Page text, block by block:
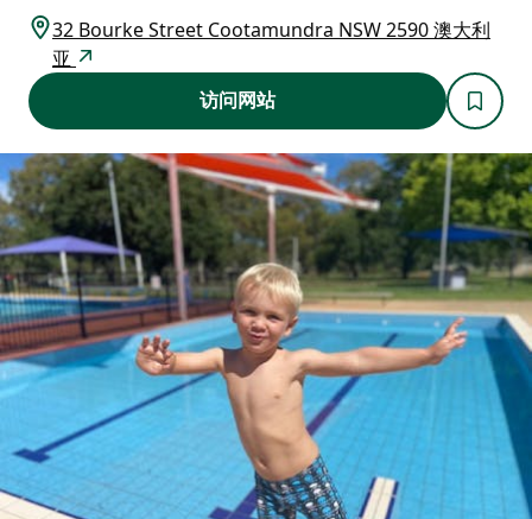
32 Bourke Street Cootamundra NSW 2590 澳大利
亚
访问网站